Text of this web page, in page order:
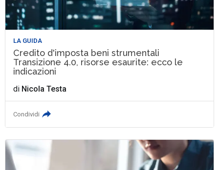
LA GUIDA
Credito d'imposta beni strumentali
Transizione 4.0, risorse esaurite: ecco le
indicazioni
di Nicola Testa
Condividi